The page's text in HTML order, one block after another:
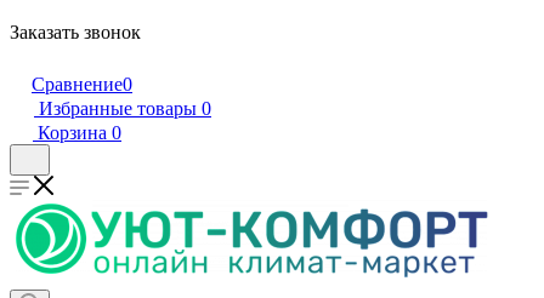
Заказать звонок
Сравнение0
Избранные товары 0
Корзина 0